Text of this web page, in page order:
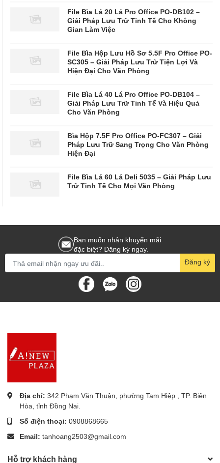
File Bìa Lá 20 Lá Pro Office PO-DB102 –
Giải Pháp Lưu Trữ Tinh Tế Cho Không
Gian Làm Việc
File Bìa Hộp Lưu Hồ Sơ 5.5F Pro Office PO-
SC305 – Giải Pháp Lưu Trữ Tiện Lợi Và
Hiện Đại Cho Văn Phòng
File Bìa Lá 40 Lá Pro Office PO-DB104 –
Giải Pháp Lưu Trữ Tinh Tế Và Hiệu Quả
Cho Văn Phòng
Bìa Hộp 7.5F Pro Office PO-FC307 – Giải
Pháp Lưu Trữ Sang Trọng Cho Văn Phòng
Hiện Đại
File Bìa Lá 60 Lá Deli 5035 – Giải Pháp Lưu
Trữ Tinh Tế Cho Mọi Văn Phòng
Bạn muốn nhận khuyến mãi
đặc biệt? Đăng ký ngay.
Đăng ký
Địa chỉ: 342 Phạm Văn Thuận, phường Tam Hiệp , TP. Biên
Hòa, tỉnh Đồng Nai.
Số điện thoại: 0908868665
Email: tanhoang2503@gmail.com
Hỗ trợ khách hàng